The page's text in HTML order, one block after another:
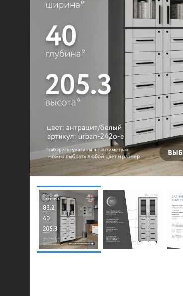
© 2021-2026 mebel.store